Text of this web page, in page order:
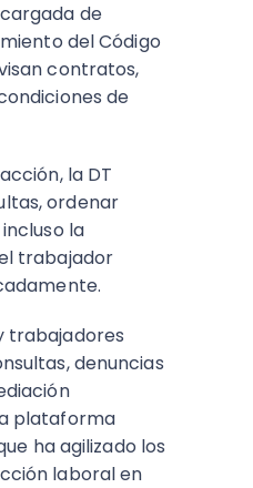
de
del Código
contratos,
de
la DT
ordenar
la
trabajador
trabajadores
denuncias
plataforma
ha agilizado los
laboral en